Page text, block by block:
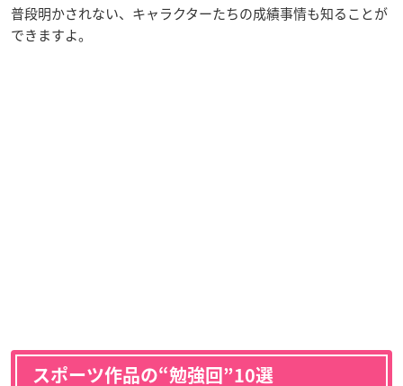
普段明かされない、キャラクターたちの成績事情も知ることが
できますよ。
スポーツ作品の“勉強回”10選